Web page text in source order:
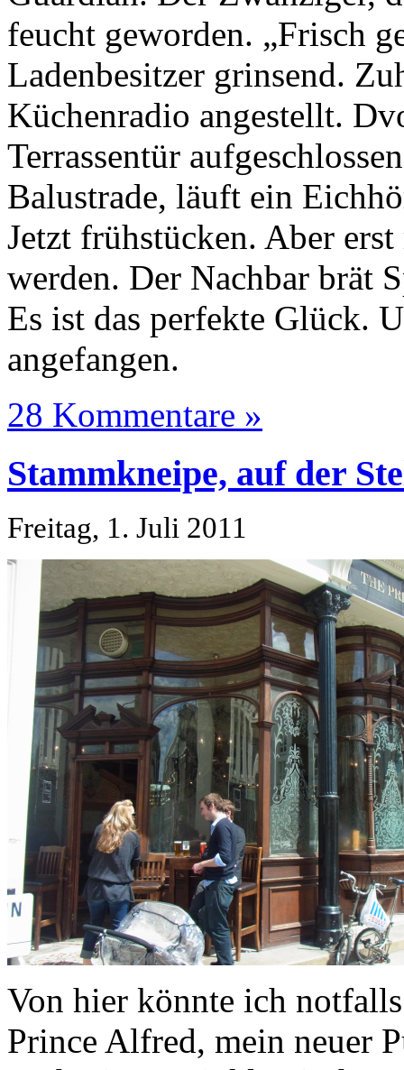
feucht geworden. „Frisch
Ladenbesitzer grinsend.
Küchenradio angestellt.
Terrassentür
Balustrade, läuft ein
Jetzt frühstücken. Aber
werden. Der Nachbar brät
Es ist das perfekte Glück.
angefangen.
28 Kommentare »
Stammkneipe, auf der
Freitag, 1. Juli 2011
Von hier könnte ich
Prince Alfred, mein neuer